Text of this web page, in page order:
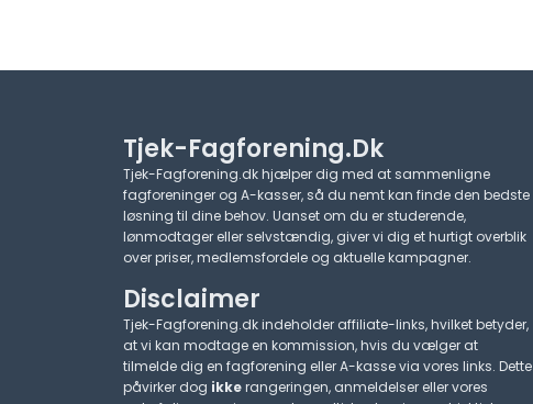
Tjek-Fagforening.dk
Tjek-Fagforening.dk hjælper dig med at sammenligne
fagforeninger og A-kasser, så du nemt kan finde den bedste
løsning til dine behov. Uanset om du er studerende,
lønmodtager eller selvstændig, giver vi dig et hurtigt overblik
over priser, medlemsfordele og aktuelle kampagner.​
Disclaimer
Tjek-Fagforening.dk indeholder affiliate-links, hvilket betyder,
at vi kan modtage en kommission, hvis du vælger at
tilmelde dig en fagforening eller A-kasse via vores links. Dette
påvirker dog ikkerangeringen, anmeldelser eller vores